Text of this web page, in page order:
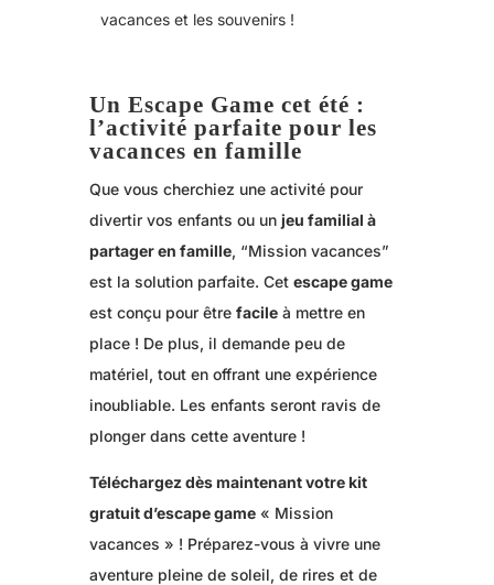
vacances et les souvenirs !
Un Escape Game cet été :
l’activité parfaite pour les
vacances en famille
Que vous cherchiez une activité pour
divertir vos enfants ou un jeu familial à
partager en famille, “Mission vacances”
est la solution parfaite. Cet escape game
est conçu pour être facileà mettre en
place ! De plus, il demande peu de
matériel, tout en offrant une expérience
inoubliable. Les enfants seront ravis de
plonger dans cette aventure !
Téléchargez dès maintenant votre kit
gratuit d’escape game« Mission
vacances » ! Préparez-vous à vivre une
aventure pleine de soleil, de rires et de